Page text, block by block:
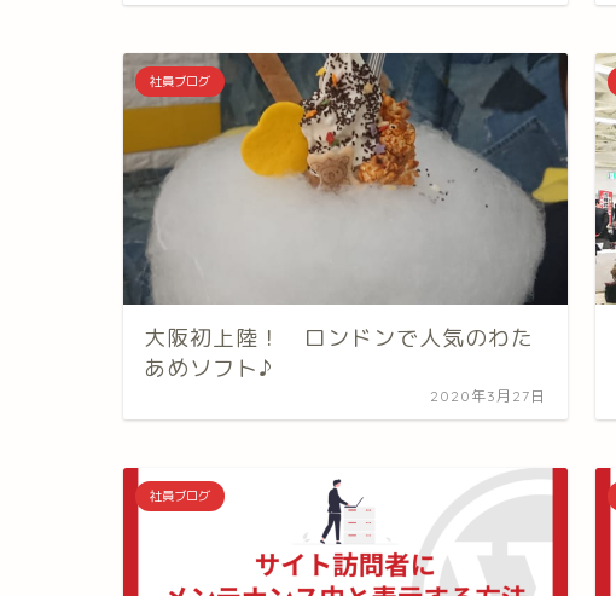
社員ブログ
大阪初上陸！ ロンドンで人気のわた
あめソフト♪
2020年3月27日
社員ブログ